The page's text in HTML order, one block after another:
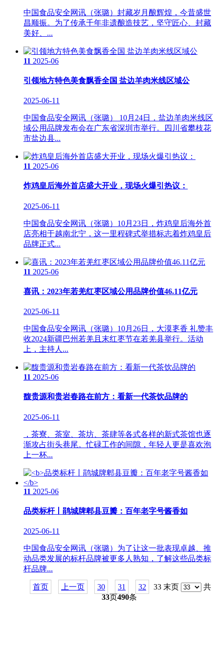
中国食品安全网讯（张璐）封藏岁月酿辉煌，今昔盛世
昌顺振。为了传承千年非遗酿造技艺，坚守匠心、封藏
美好、...
11 2025-06
引领地方特色美食飘香全国 盐边羊肉米线区域公
2025-06-11
中国食品安全网讯（张璐） 10月24日，盐边羊肉米线区
域公用品牌发布会在广东省深圳市举行。四川省攀枝花
市盐边县...
11 2025-06
炸鸡皇后海外首店盛大开业，现场火爆引热议：
2025-06-11
中国食品安全网讯（张璐）10月23日，炸鸡皇后海外首
店亮相于越南北宁，这一里程碑式举措标志着炸鸡皇后
品牌正式...
11 2025-06
喜讯：2023年若羌红枣区域公用品牌价值46.11亿元
2025-06-11
中国食品安全网讯（张璐）10月26日，大漠栆香 礼赞丰
收2024新疆巴州若羌且末红枣节在若羌县举行。活动
上，主持人...
11 2025-06
馥贵源和贵岩春路在前方：看新一代茶饮品牌的
2025-06-11
，茶寮、茶室、茶坊、茶肆等各式各样的新式茶馆也逐
渐攻占街头巷尾。忙碌工作的间隙，年轻人更是喜欢泡
上一杯...
11 2025-06
品类标杆丨鹃城牌郫县豆瓣：百年老字号酱香如
2025-06-11
中国食品安全网讯（张璐）为了让这一批表现卓越、推
动品类发展的标杆品牌被更多人熟知，了解这些品类标
杆品牌...
首页 上一页 30 31 32 33 末页
共
33页490条